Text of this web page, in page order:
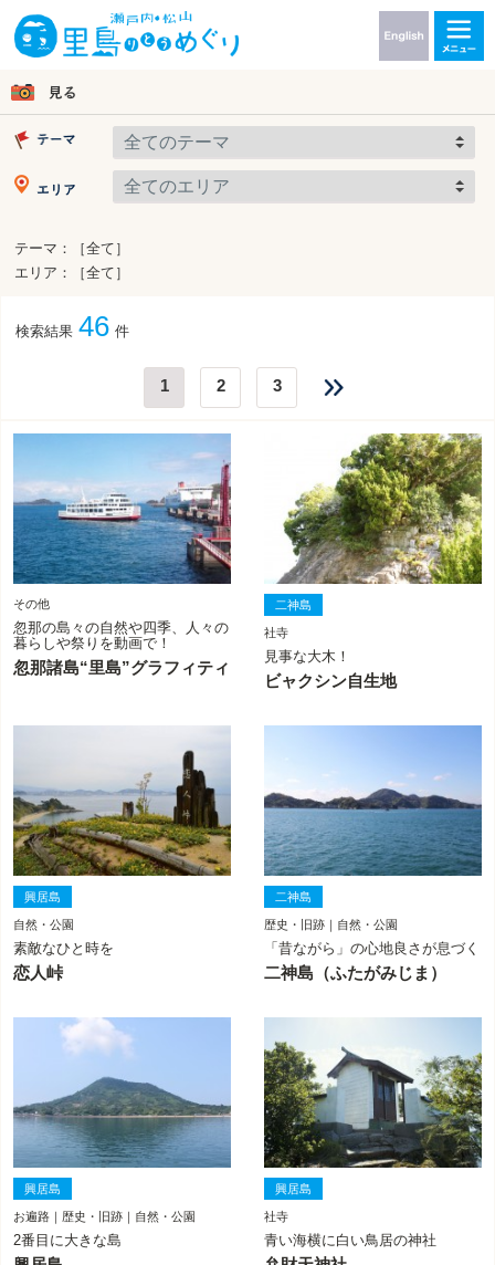
テーマ：［全て］
エリア：［全て］
検索結果 46 件
1 2 3
その他
忽那の島々の自然や四季、人々の
暮らしや祭りを動画で！
忽那諸島“里島”グラフィティ
二神島
社寺
見事な大木！
ビャクシン自生地
興居島
自然・公園
素敵なひと時を
恋人峠
二神島
歴史・旧跡｜自然・公園
「昔ながら」の心地良さが息づく
二神島（ふたがみじま）
興居島
お遍路｜歴史・旧跡｜自然・公園
2番目に大きな島
興居島
社寺
青い海横に白い鳥居の神社